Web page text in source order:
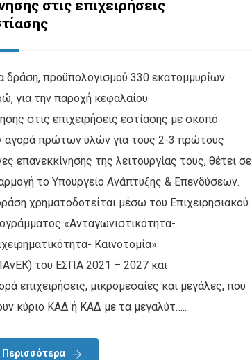
στις επιχειρήσεις
δράση, προϋπολογισμού 330 εκατομμυρίων
για την παροχή κεφαλαίου
στις επιχειρήσεις εστίασης με σκοπό
αγορά πρώτων υλών για τους 2-3 πρώτους
επανεκκίνησης της λειτουργίας τους, θέτει σε
το Υπουργείο Ανάπτυξης & Επενδύσεων.
χρηματοδοτείται μέσω του Επιχειρησιακού
«Ανταγωνιστικότητα-
Καινοτομία»
του ΕΣΠΑ 2021 – 2027 και
επιχειρήσεις, μικρομεσαίες και μεγάλες, που
κύριο ΚΑΔ ή ΚΑΔ με τα μεγαλύτ…..
Περισσότερα